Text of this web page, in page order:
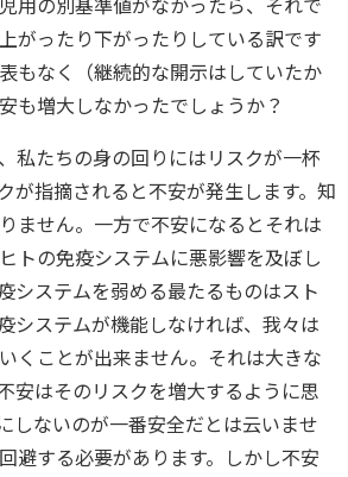
用の別基準値がなかったら、それで
がったり下がったりしている訳です
もなく（継続的な開示はしていたか
も増大しなかったでしょうか？
私たちの身の回りにはリスクが一杯
が指摘されると不安が発生します。知
ません。一方で不安になるとそれは
トの免疫システムに悪影響を及ぼし
システムを弱める最たるものはスト
システムが機能しなければ、我々は
くことが出来ません。それは大きな
安はそのリスクを増大するように思
しないのが一番安全だとは云いませ
避する必要があります。しかし不安